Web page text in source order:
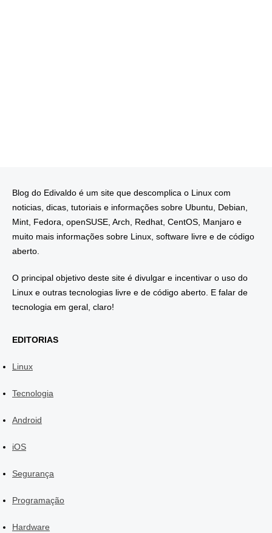
Blog do Edivaldo é um site que descomplica o Linux com
noticias, dicas, tutoriais e informações sobre Ubuntu, Debian,
Mint, Fedora, openSUSE, Arch, Redhat, CentOS, Manjaro e
muito mais informações sobre Linux, software livre e de código
aberto.
O principal objetivo deste site é divulgar e incentivar o uso do
Linux e outras tecnologias livre e de código aberto. E falar de
tecnologia em geral, claro!
EDITORIAS
Linux
Tecnologia
Android
iOS
Segurança
Programação
Hardware